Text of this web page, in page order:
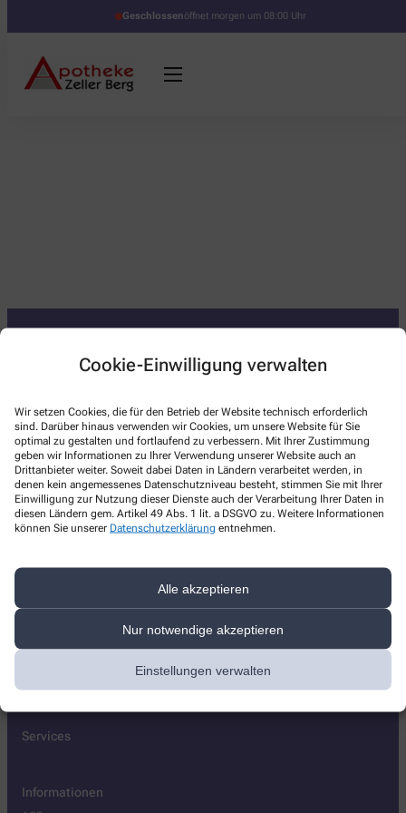
Cookie-Einwilligung verwalten
Wir setzen Cookies, die für den Betrieb der Website technisch erforderlich
sind. Darüber hinaus verwenden wir Cookies, um unsere Website für Sie
optimal zu gestalten und fortlaufend zu verbessern. Mit Ihrer Zustimmung
geben wir Informationen zu Ihrer Verwendung unserer Website auch an
Drittanbieter weiter. Soweit dabei Daten in Ländern verarbeitet werden, in
denen kein angemessenes Datenschutzniveau besteht, stimmen Sie mit Ihrer
Einwilligung zur Nutzung dieser Dienste auch der Verarbeitung Ihrer Daten in
diesen Ländern gem. Artikel 49 Abs. 1 lit. a DSGVO zu. Weitere Informationen
können Sie unserer Datenschutzerklärung entnehmen.
Alle akzeptieren
Nur notwendige akzeptieren
Einstellungen verwalten
Geschlossenöffnet morgen um 08:00 Uhr
Apotheke Zeller Berg
Prof.-Richard-Beck-Str. 1,08280 Aue-Bad Schlema
+49-3771/5 31 29
+49-3771/5 10 94
info@apotheke-zeller-berg.de
Über uns
Services
Informationen